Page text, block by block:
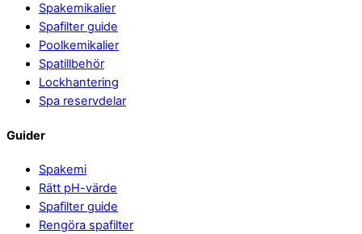
Spakemikalier
Spafilter guide
Poolkemikalier
Spatillbehör
Lockhantering
Spa reservdelar
Guider
Spakemi
Rätt pH-värde
Spafilter guide
Rengöra spafilter